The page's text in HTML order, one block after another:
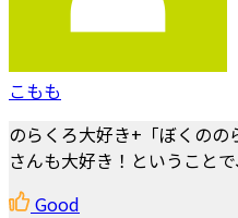
こもも
のらくろ大好き+「ぼくの
さんも大好き！ということ
Good